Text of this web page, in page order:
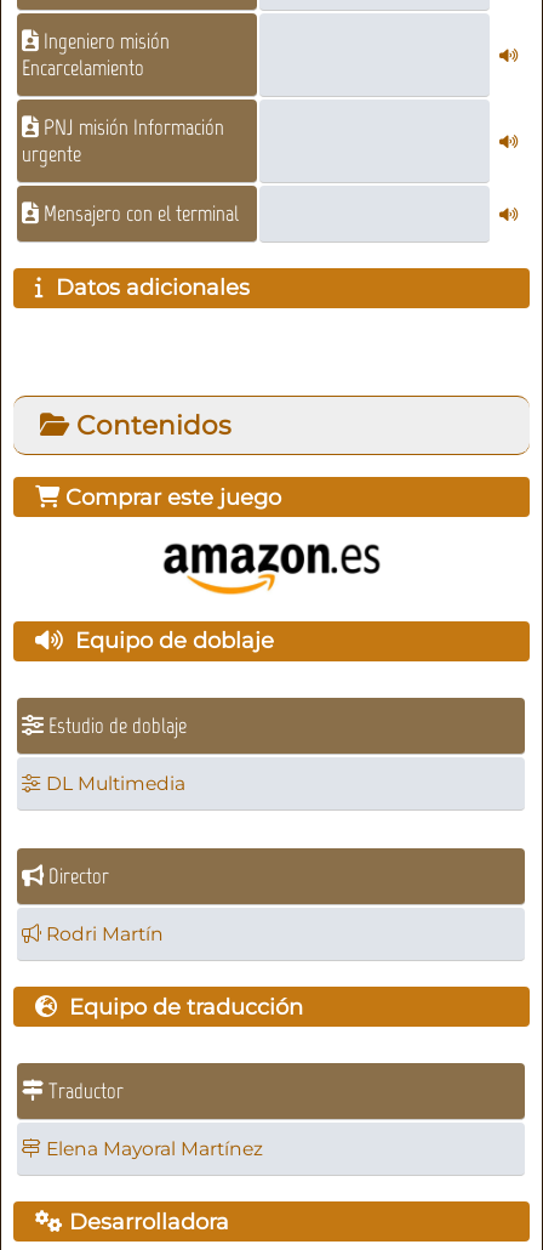
Ingeniero misión
Encarcelamiento
PNJ misión Información
urgente
Mensajero con el terminal
Datos adicionales
Contenidos
Comprar este juego
Equipo de doblaje
Estudio de doblaje
DL Multimedia
Director
Rodri Martín
Equipo de traducción
Traductor
Elena Mayoral Martínez
Desarrolladora